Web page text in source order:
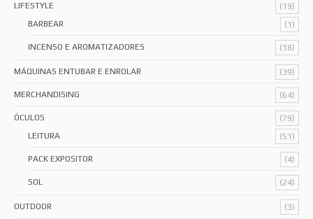
LIFESTYLE
(19)
BARBEAR
(1)
INCENSO E AROMATIZADORES (18)
MÁQUINAS ENTUBAR E ENROLAR (39)
MERCHANDISING (64)
ÓCULOS
(79)
LEITURA
(51)
PACK EXPOSITOR (4)
SOL (24)
OUTDOOR (3)